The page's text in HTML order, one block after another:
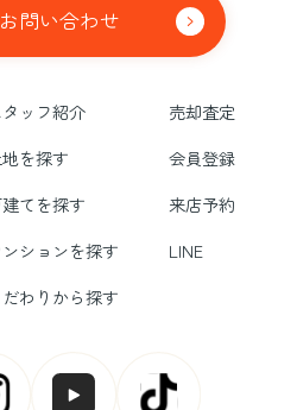
問い合わせ
ッフ紹介
売却査定
を探す
会員登録
てを探す
来店予約
ションを探す
LINE
だわりから探す